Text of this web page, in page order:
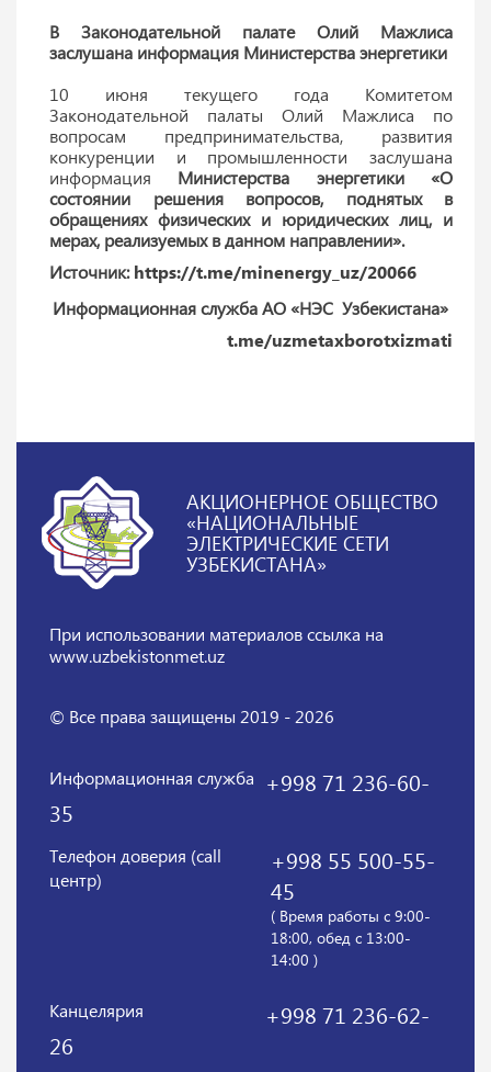
В Законодательной палате Олий Мажлиса
заслушана информация Министерства энергетики
10 июня текущего года Комитетом
Законодательной палаты Олий Мажлиса по
вопросам предпринимательства, развития
конкуренции и промышленности заслушана
информация Министерства энергетики «О
состоянии решения вопросов, поднятых в
обращениях физических и юридических лиц, и
мерах, реализуемых в данном направлении».
Источник:https://t.me/minenergy_uz/20066
Информационная служба АО «НЭС Узбекистана»
t.me/uzmetaxborotxizmati
АКЦИОНЕРНОЕ ОБЩЕСТВО
«НАЦИОНАЛЬНЫЕ
ЭЛЕКТРИЧЕСКИЕ СЕТИ
УЗБЕКИСТАНА»
При использовании материаловссылка на
www.uzbekistonmet.uz
© Все права защищены 2019 - 2026
Информационная служба
+998 71 236-60-
35
Телефон доверия (call
центр)
+998 55 500-55-
45
( Время работы с 9:00-
18:00, обед с 13:00-
14:00 )
Канцелярия
+998 71 236-62-
26